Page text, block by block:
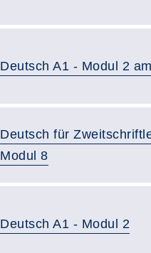
Deutsch A1 - Modul 2
Deutsch für
Modul 8
Deutsch A1 - Modul 2